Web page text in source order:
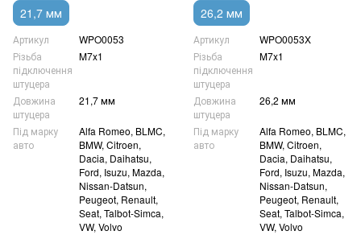
21,7 мм
Артикул
WPO0053
Різьба
підключення
штуцера
M7x1
Довжина
штуцера
21,7 мм
Під марку
авто
Alfa Romeo, BLMC,
BMW, Citroen,
Dacia, Daihatsu,
Ford, Isuzu, Mazda,
Nissan-Datsun,
Peugeot, Renault,
Seat, Talbot-Simca,
VW, Volvo
26,2 мм
Артикул
WPO0053X
Різьба
підключення
штуцера
M7x1
Довжина
штуцера
26,2 мм
Під марку
авто
Alfa Romeo, BLMC,
BMW, Citroen,
Dacia, Daihatsu,
Ford, Isuzu, Mazda,
Nissan-Datsun,
Peugeot, Renault,
Seat, Talbot-Simca,
VW, Volvo